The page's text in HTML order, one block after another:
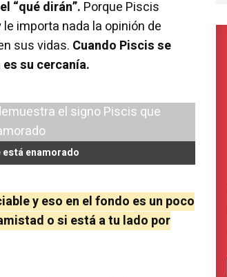
“qué dirán”. Porque Piscis
importa nada la opinión de
sus vidas. Cuando Piscis se
su cercanía.
enamorado
y eso en el fondo es un poco
o si está a tu lado por